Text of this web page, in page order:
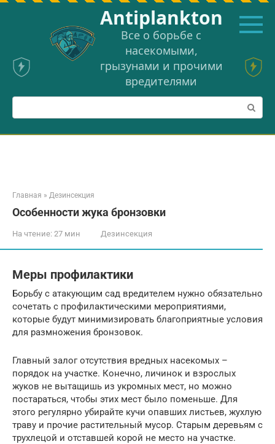
Перейти
Аntiplankton
Все о борьбе с
насекомыми,
грызунами и прочими
вредителями
Поиск:
Главная » Дезинсекция
Особенности жука бронзовки
На чтение: 27 мин Дезинсекция
Меры профилактики
Борьбу с атакующим сад вредителем нужно обязательно
сочетать с профилактическими мероприятиями,
которые будут минимизировать благоприятные условия
для размножения бронзовок.
Главный залог отсутствия вредных насекомых –
порядок на участке. Конечно, личинок и взрослых
жуков не вытащишь из укромных мест, но можно
постараться, чтобы этих мест было поменьше. Для
этого регулярно убирайте кучи опавших листьев, жухлую
траву и прочие растительный мусор. Старым деревьям с
трухлецой и отставшей корой не место на участке.